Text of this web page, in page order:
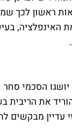
המוקדמות שציפו ל־2.6%. מדובר
האינפלציה,
הסכמי
עדיין מבקשים